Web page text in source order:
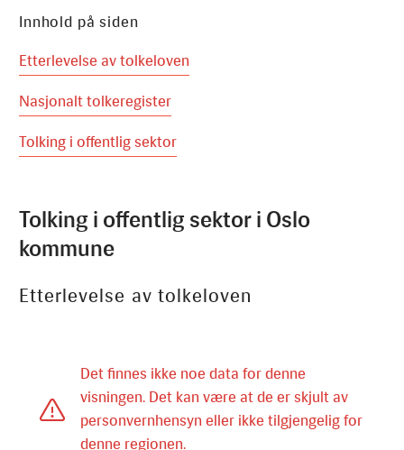
Innhold på siden
Etterlevelse av tolkeloven
Nasjonalt tolkeregister
Tolking i offentlig sektor
Tolking i offentlig sektor i Oslo
kommune
Etterlevelse av tolkeloven